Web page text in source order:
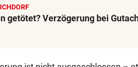
getötet? Verzögerung bei